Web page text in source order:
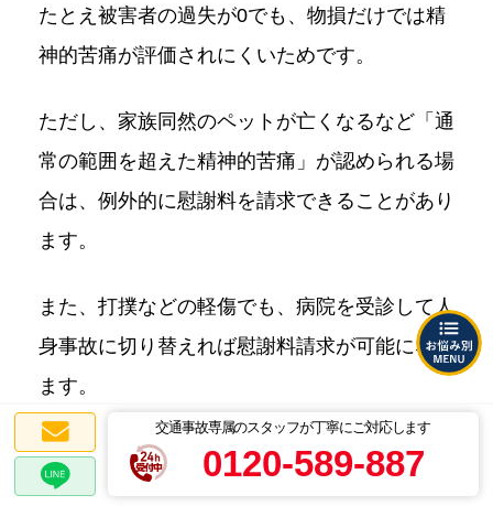
交通事故専属のスタッフが丁寧にご対応します
0120-589-887
たとえ被害者の過失が0でも、物損だけでは精
神的苦痛が評価されにくいためです。
ただし、家族同然のペットが亡くなるなど「通
常の範囲を超えた精神的苦痛」が認められる場
合は、例外的に慰謝料を請求できることがあり
ます。
また、打撲などの軽傷でも、病院を受診して人
身事故に切り替えれば慰謝料請求が可能になり
ます。
もらい事故の慰謝料について詳しく知りたい方
は、以下のページをご覧ください。